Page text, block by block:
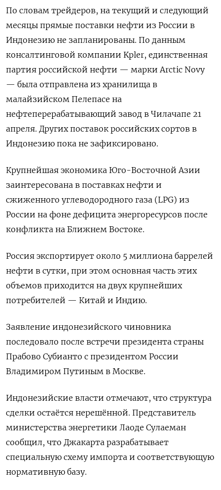
По словам трейдеров, на текущий и следующий
месяцы прямые поставки нефти из России в
Индонезию не запланированы. По данным
консалтинговой компании Kpler, ​единственная
партия российской нефти — марки Arctic Novy
— ​была отправлена из хранилища в
малайзийском ​Пелепасе на
⁠нефтеперерабатывающий завод в Чилачапе 21
апреля. Других поставок российских сортов в
Индонезию ‌пока не зафиксировано.
Крупнейшая экономика Юго-Восточной Азии
заинтересована в поставках нефти ‌и
сжиженного углеводородного газа (LPG) из
России на фоне дефицита энергоресурсов после
конфликта на Ближнем Востоке.
Россия экспортирует около 5 ​миллиона баррелей
нефти в сутки, при этом основная часть этих
объемов приходится на двух крупнейших
потребителей — ‌Китай и Индию.
Заявление индонезийского чиновника
последовало после встречи президента страны
Прабово Субианто с президентом России
Владимиром ​Путиным в Москве.
Индонезийские власти отмечают, что структура
сделки остаётся нерешённой. Представитель
министерства энергетики Лаоде Сулаеман
сообщил, что ‌Джакарта разрабатывает
специальную схему импорта и соответствующую
нормативную базу.